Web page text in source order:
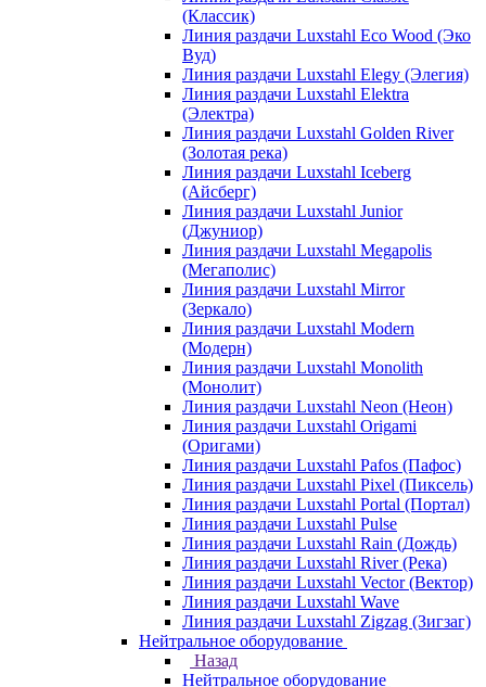
(Классик)
Линия раздачи Luxstahl Eco Wood (Эко
Вуд)
Линия раздачи Luxstahl Elegy (Элегия)
Линия раздачи Luxstahl Elektra
(Электра)
Линия раздачи Luxstahl Golden River
(Золотая река)
Линия раздачи Luxstahl Iceberg
(Айсберг)
Линия раздачи Luxstahl Junior
(Джуниор)
Линия раздачи Luxstahl Megapolis
(Мегаполис)
Линия раздачи Luxstahl Mirror
(Зеркало)
Линия раздачи Luxstahl Modern
(Модерн)
Линия раздачи Luxstahl Monolith
(Монолит)
Линия раздачи Luxstahl Neon (Неон)
Линия раздачи Luxstahl Origami
(Оригами)
Линия раздачи Luxstahl Pafos (Пафос)
Линия раздачи Luxstahl Pixel (Пиксель)
Линия раздачи Luxstahl Portal (Портал)
Линия раздачи Luxstahl Pulse
Линия раздачи Luxstahl Rain (Дождь)
Линия раздачи Luxstahl River (Река)
Линия раздачи Luxstahl Vector (Вектор)
Линия раздачи Luxstahl Wave
Линия раздачи Luxstahl Zigzag (Зигзаг)
Нейтральное оборудование
Назад
Нейтральное оборудование